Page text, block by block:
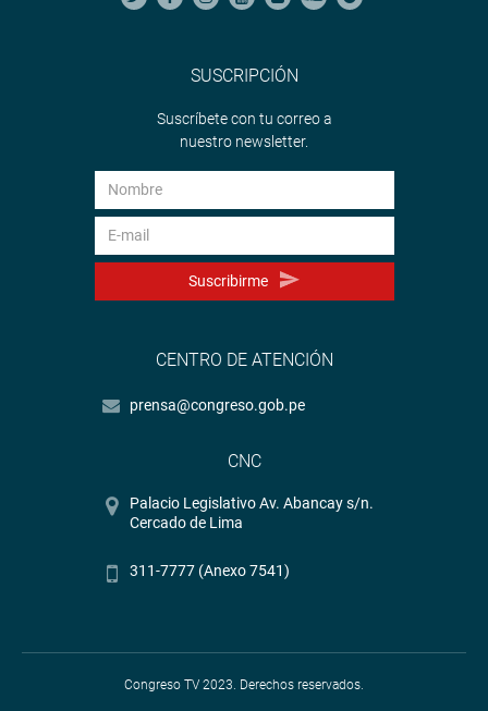
SUSCRIPCIÓN
Suscríbete con tu correo a
nuestro newsletter.
Suscribirme
CENTRO DE ATENCIÓN
prensa@congreso.gob.pe
CNC
Palacio Legislativo Av. Abancay s/n.
Cercado de Lima
311-7777 (Anexo 7541)
Congreso TV 2023. Derechos reservados.